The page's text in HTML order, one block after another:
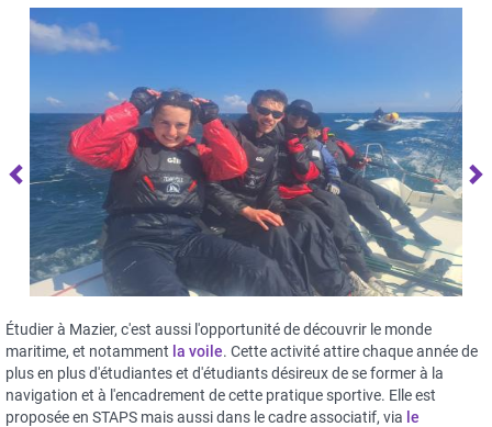
Précédent
Étudier à Mazier, c'est aussi l'opportunité de découvrir le monde
maritime, et notamment la voile. Cette activité attire chaque année de
plus en plus d'étudiantes et d'étudiants désireux de se former à la
navigation et à l'encadrement de cette pratique sportive. Elle est
proposée en STAPS mais aussi dans le cadre associatif, via le